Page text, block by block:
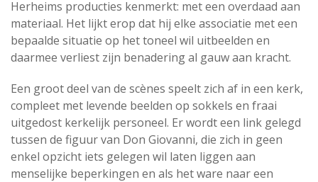
Herheims producties kenmerkt: met een overdaad aan
materiaal. Het lijkt erop dat hij elke associatie met een
bepaalde situatie op het toneel wil uitbeelden en
daarmee verliest zijn benadering al gauw aan kracht.
Een groot deel van de scènes speelt zich af in een kerk,
compleet met levende beelden op sokkels en fraai
uitgedost kerkelijk personeel. Er wordt een link gelegd
tussen de figuur van Don Giovanni, die zich in geen
enkel opzicht iets gelegen wil laten liggen aan
menselijke beperkingen en als het ware naar een